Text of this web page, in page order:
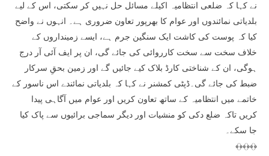
نے کہا کہ ضلعی انتظامیہ اکیلے مسائل حل نہیں کر سکتی، اس کے لیے
بلدیاتی نمائندوں اور عوام کا بھرپور تعاون ضروری ہے۔ انہوں نے واضح
کیا کہ پوست کی کاشت ایک سنگین جرم ہے، ایسے زمینداروں کے
خلاف سخت سے سخت کارروائی کی جائے گی، ان پر ایف آئی آر درج
ہوگی، ان کے شناختی کارڈ بلاک کیے جائیں گے اور زمین بحقِ سرکار
ضبط کی جائے گی۔ڈپٹی کمشنر نے کہا کہ بلدیاتی نمائندے اس ناسور کے
خاتمے میں انتظامیہ کے ساتھ تعاون کریں اور عوام میں آگاہی پیدا
کریں تاکہ ضلع دکی کو منشیات اور دیگر سماجی برائیوں سے پاک کیا
جا سکے۔
﴾﴿﴾﴿﴾﴿